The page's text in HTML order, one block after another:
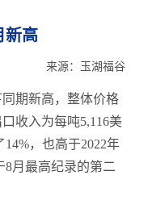
新高
来源：玉湖福谷
期新高，整体价格
收入为每吨5,116美
14%，也高于2022年
8月最高纪录的第二